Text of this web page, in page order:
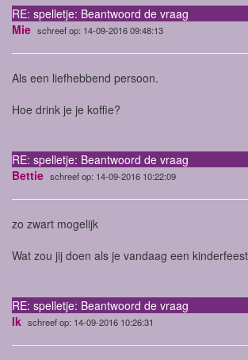
RE: spelletje: Beantwoord de vraag
Mie schreef op: 14-09-2016 09:48:13
Als een liefhebbend persoon.
Hoe drink je je koffie?
RE: spelletje: Beantwoord de vraag
Bettie schreef op: 14-09-2016 10:22:09
zo zwart mogelijk
Wat zou jij doen als je vandaag een
RE: spelletje: Beantwoord de vraag
Ik schreef op: 14-09-2016 10:26:31